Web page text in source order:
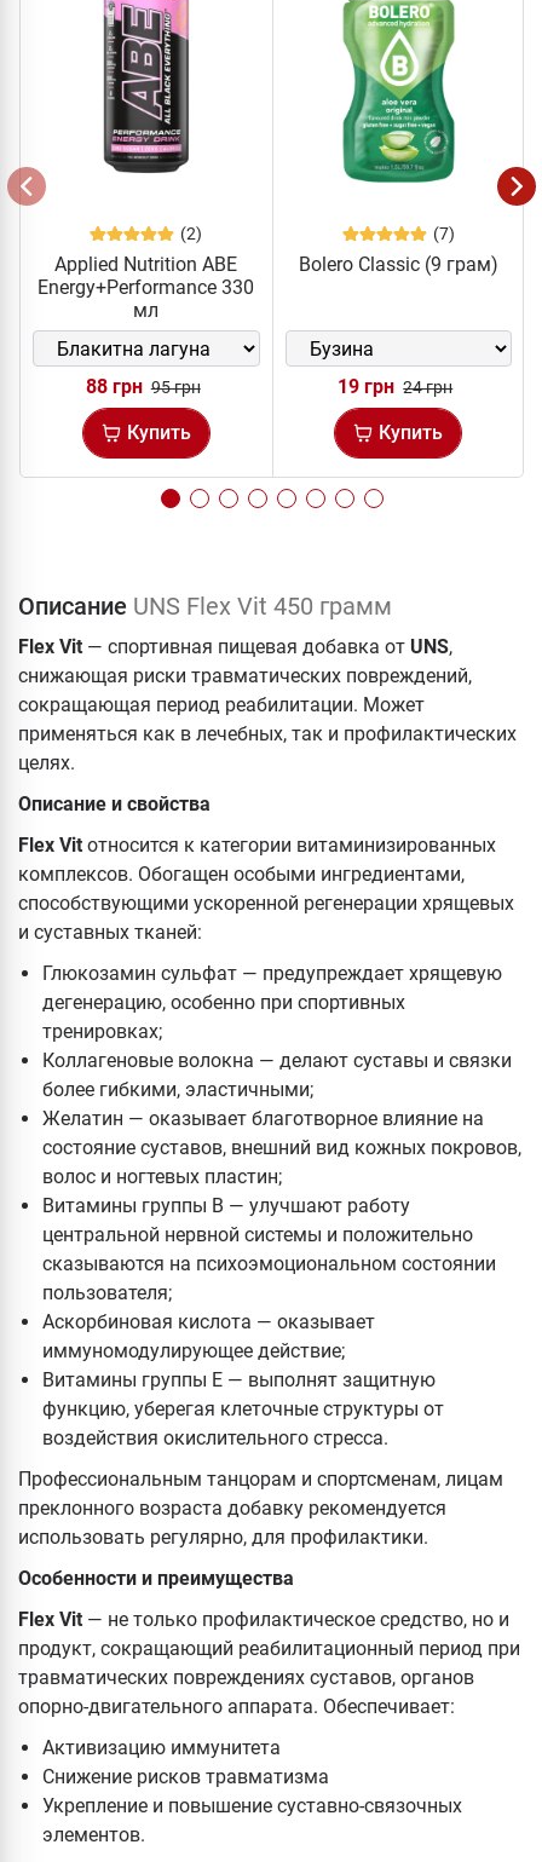
(2)
Applied Nutrition ABE
Energy+Performance 330
мл
88 грн 95 грн
Купить
(7)
Bolero Classic (9 грам)
19 грн 24 грн
Купить
Описание UNS Flex Vit 450 грамм
Flex Vit — спортивная пищевая добавка от UNS,
снижающая риски травматических повреждений,
сокращающая период реабилитации. Может
применяться как в лечебных, так и профилактических
целях.
Описание и свойства
Flex Vit относится к категории витаминизированных
комплексов. Обогащен особыми ингредиентами,
способствующими ускоренной регенерации хрящевых
и суставных тканей:
Глюкозамин сульфат — предупреждает хрящевую
дегенерацию, особенно при спортивных
тренировках;
Коллагеновые волокна — делают суставы и связки
более гибкими, эластичными;
Желатин — оказывает благотворное влияние на
состояние суставов, внешний вид кожных покровов,
волос и ногтевых пластин;
Витамины группы В — улучшают работу
центральной нервной системы и положительно
сказываются на психоэмоциональном состоянии
пользователя;
Аскорбиновая кислота — оказывает
иммуномодулирующее действие;
Витамины группы Е — выполнят защитную
функцию, уберегая клеточные структуры от
воздействия окислительного стресса.
Профессиональным танцорам и спортсменам, лицам
преклонного возраста добавку рекомендуется
использовать регулярно, для профилактики.
Особенности и преимущества
Flex Vit — не только профилактическое средство, но и
продукт, сокращающий реабилитационный период при
травматических повреждениях суставов, органов
опорно-двигательного аппарата. Обеспечивает:
Активизацию иммунитета
Снижение рисков травматизма
Укрепление и повышение суставно-связочных
элементов.